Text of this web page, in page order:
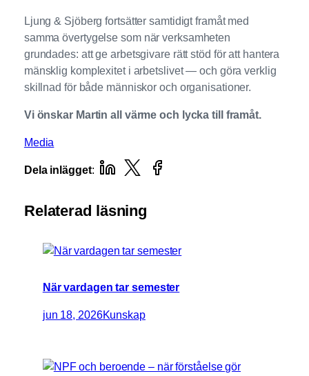
Ljung & Sjöberg fortsätter samtidigt framåt med
samma övertygelse som när verksamheten
grundades: att ge arbetsgivare rätt stöd för att hantera
mänsklig komplexitet i arbetslivet — och göra verklig
skillnad för både människor och organisationer.
Vi önskar Martin all värme och lycka till framåt.
Media
Dela inlägget:
Relaterad läsning
När vardagen tar semester
jun 18, 2026Kunskap